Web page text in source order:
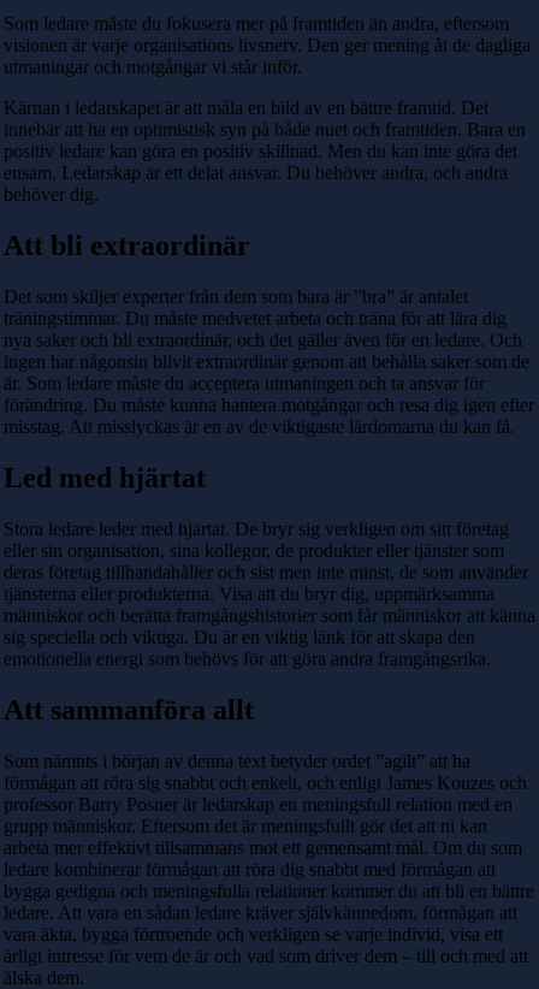
Som ledare måste du fokusera mer på framtiden än andra, eftersom
visionen är varje organisations livsnerv. Den ger mening åt de dagliga
utmaningar och motgångar vi står inför.
Kärnan i ledarskapet är att måla en bild av en bättre framtid. Det
innebär att ha en optimistisk syn på både nuet och framtiden. Bara en
positiv ledare kan göra en positiv skillnad. Men du kan inte göra det
ensam. Ledarskap är ett delat ansvar. Du behöver andra, och andra
behöver dig.
Att bli extraordinär
Det som skiljer experter från dem som bara är ”bra” är antalet
träningstimmar. Du måste medvetet arbeta och träna för att lära dig
nya saker och bli extraordinär, och det gäller även för en ledare. Och
ingen har någonsin blivit extraordinär genom att behålla saker som de
är. Som ledare måste du acceptera utmaningen och ta ansvar för
förändring. Du måste kunna hantera motgångar och resa dig igen efter
misstag. Att misslyckas är en av de viktigaste lärdomarna du kan få.
Led med hjärtat
Stora ledare leder med hjärtat. De bryr sig verkligen om sitt företag
eller sin organisation, sina kollegor, de produkter eller tjänster som
deras företag tillhandahåller och sist men inte minst, de som använder
tjänsterna eller produkterna. Visa att du bryr dig, uppmärksamma
människor och berätta framgångshistorier som får människor att känna
sig speciella och viktiga. Du är en viktig länk för att skapa den
emotionella energi som behövs för att göra andra framgångsrika.
Att sammanföra allt
Som nämnts i början av denna text betyder ordet ”agilt” att ha
förmågan att röra sig snabbt och enkelt, och enligt James Kouzes och
professor Barry Posner är ledarskap en meningsfull relation med en
grupp människor. Eftersom det är meningsfullt gör det att ni kan
arbeta mer effektivt tillsammans mot ett gemensamt mål. Om du som
ledare kombinerar förmågan att röra dig snabbt med förmågan att
bygga gedigna och meningsfulla relationer kommer du att bli en bättre
ledare. Att vara en sådan ledare kräver självkännedom, förmågan att
vara äkta, bygga förtroende och verkligen se varje individ, visa ett
ärligt intresse för vem de är och vad som driver dem – till och med att
älska dem.